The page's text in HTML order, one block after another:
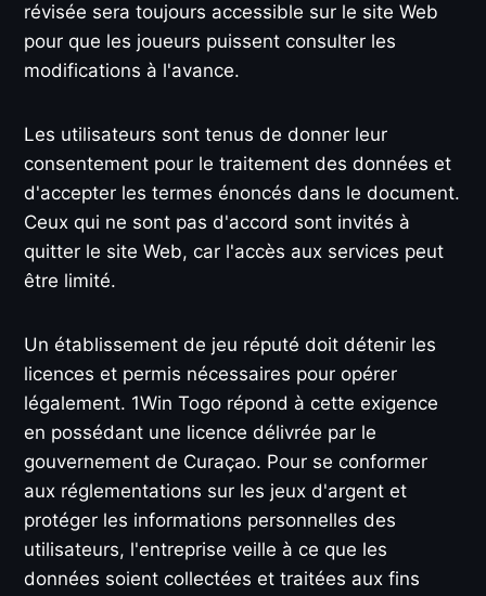
révisée sera toujours accessible sur le site Web
pour que les joueurs puissent consulter les
modifications à l'avance.
Les utilisateurs sont tenus de donner leur
consentement pour le traitement des données et
d'accepter les termes énoncés dans le document.
Ceux qui ne sont pas d'accord sont invités à
quitter le site Web, car l'accès aux services peut
être limité.
Un établissement de jeu réputé doit détenir les
licences et permis nécessaires pour opérer
légalement. 1Win Togo répond à cette exigence
en possédant une licence délivrée par le
gouvernement de Curaçao. Pour se conformer
aux réglementations sur les jeux d'argent et
protéger les informations personnelles des
utilisateurs, l'entreprise veille à ce que les
données soient collectées et traitées aux fins